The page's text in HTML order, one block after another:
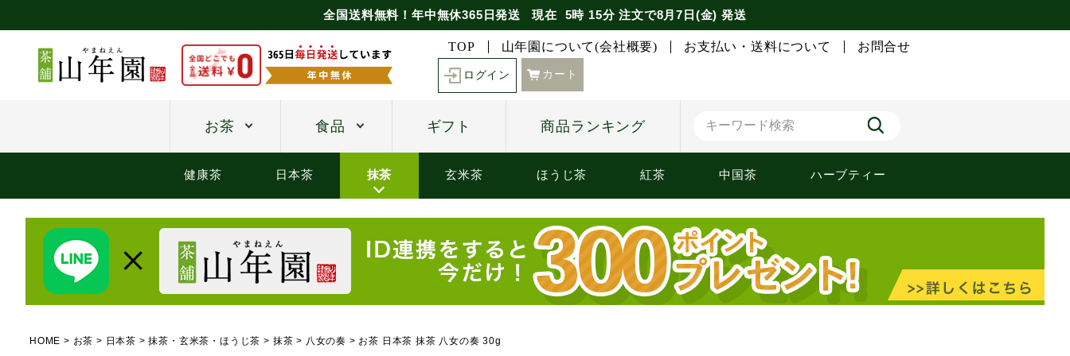
全国送料無料！年中無休365日発送 現在 5時 15分注文で8月7日(金) 発送
TOP 山年園について(会社概要) お支払い・送料について お問合せ
ログイン カート
お茶 食品 ギフト 商品ランキング
健康茶 日本茶 抹茶 玄米茶 ほうじ茶 紅茶 中国茶 ハーブティー
HOME お茶 日本茶 抹茶・玄米茶・ほうじ茶 抹茶 八女の奏 お茶 日本茶 抹茶 八女の奏 30g